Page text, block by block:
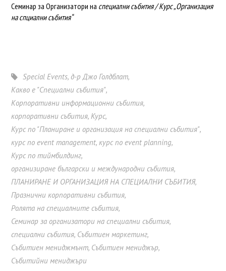
Семинар за Организатори на специални събития / Курс „Организация
на спциални събития“
Special Events, д-р Джо Голдблат,
Какво е "Специални събития",
Корпоративни информационни събития,
корпоративни събития,Курс,
Курс по "Планиране и организация на специални събития",
курс по event management,курс по event planning,
Курс по тиймбилдинг,
организиране български и международни събития,
ПЛАНИРАНЕ И ОРГАНИЗАЦИЯ НА СПЕЦИАЛНИ СЪБИТИЯ,
Празнични корпоративни събития,
Ролята на специалните събития,
Семинар за организатори на специални събития,
специални събития, Събитиен маркетинг,
Събитиен мениджмънт, Събитиен мениджър,
Събитийни мениджъри